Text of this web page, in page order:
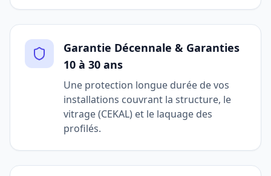
Garantie Décennale & Garanties
10 à 30 ans
Une protection longue durée de vos
installations couvrant la structure, le
vitrage (CEKAL) et le laquage des
profilés.